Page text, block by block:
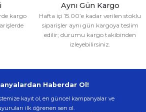
kargo
Aynı Gün Kargo
Hafta içi 15.00’e kadar verilen stoklu
siparişler aynı gün kargoya teslim
edilir; durumu kargo takibinden
izleyebilirsiniz.
Haberdar Ol!
kayıt ol, en güncel kampanyalar ve
ilk öğrenen sen ol.